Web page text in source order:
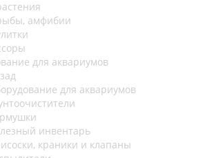
амфибии
для аквариумов
для аквариумов
инвентарь
краники и клапаны